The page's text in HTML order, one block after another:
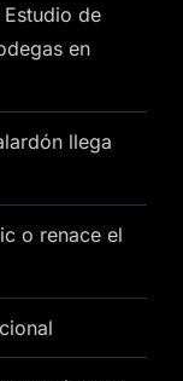
de
en
llega
o renace el